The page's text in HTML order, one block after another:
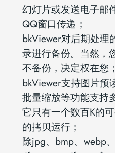
幻灯片或发送电子邮
QQ窗口传递；
bkViewer对后期处理
录进行备份。当然，
不备份，决定权在您；
bkViewer支持图片预
批量缩放等功能支持
它只有一个数百K的
的拷贝运行；
除jpg、bmp、webp